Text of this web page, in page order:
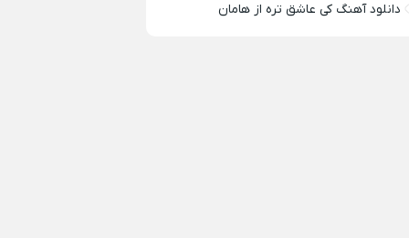
دانلود آهنگ کی عاشق تره از هامان